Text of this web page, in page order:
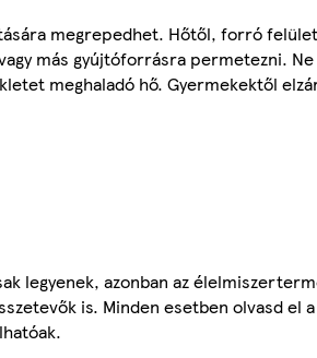
megrepedhet. Hőtől, forró
más gyújtóforrásra permetezni. Ne
meghaladó hő. Gyermekektől
legyenek, azonban az
is. Minden esetben olvasd